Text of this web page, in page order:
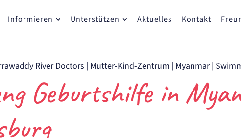
Informieren Unterstützen Aktuelles Kontakt
River Doctors | Mutter-Kind-Zentrum | Myanmar|
Geburtshilfe in